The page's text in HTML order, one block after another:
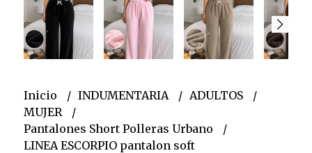
Inicio INDUMENTARIA
ADULTOS
MUJER
Pantalones Short Polleras Urbano
LINEA ESCORPIO pantalon soft